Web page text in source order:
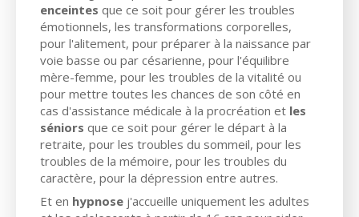
enceintes que ce soit pour gérer les troubles
émotionnels, les transformations corporelles,
pour l'alitement, pour préparer à la naissance par
voie basse ou par césarienne, pour l'équilibre
mère-femme, pour les troubles de la vitalité ou
pour mettre toutes les chances de son côté en
cas d'assistance médicale à la procréation et les
séniors que ce soit pour gérer le départ à la
retraite, pour les troubles du sommeil, pour les
troubles de la mémoire, pour les troubles du
caractère, pour la dépression entre autres.
Et en hypnose j'accueille uniquement les adultes